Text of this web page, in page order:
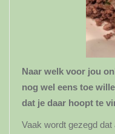
Naar welk voor jou
nog wel eens toe
dat je daar hoopt te
Vaak wordt gezegd